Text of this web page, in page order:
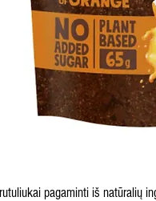
pagaminti iš natūralių